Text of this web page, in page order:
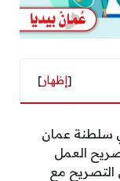
[إظهار]
سلطنة عمان
العمل
التصريح مع